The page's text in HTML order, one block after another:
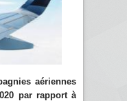
aériennes
par rapport à